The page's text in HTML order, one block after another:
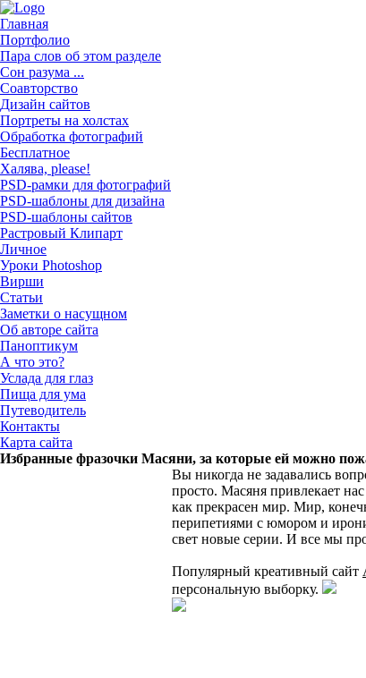
Главная
Портфолио
Пара слов об этом разделе
Сон разума ...
Соавторство
Дизайн сайтов
Портреты на холстах
Обработка фотографий
Бесплатное
Халява, please!
PSD-рамки для фотографий
PSD-шаблоны для дизайна
PSD-шаблоны сайтов
Растровый Клипарт
Личное
Уроки Photoshop
Вирши
Статьи
Заметки о насущном
Об авторе сайта
Паноптикум
А что это?
Услада для глаз
Пища для ума
Путеводитель
Контакты
Карта сайта
Избранные фразочки Масяни, за которые ей можно
Вы никогда не задавались
просто. Масяня привлекает
как прекрасен мир. Мир,
перипетиями с юмором и
свет новые серии. И все мы
Популярный креативный сайт
персональную выборку.